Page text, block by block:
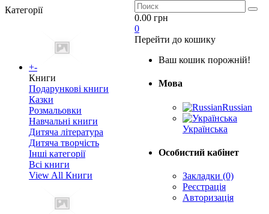
Категорії
+-
Книги
Подарункові книги
Казки
Розмальовки
Навчальні книги
Дитяча література
Дитяча творчість
Інші категорії
Всі книги
View All Книги
0.00 грн
0
Перейти до кошику
Ваш кошик порожній!
Мова
Russian
Українська
Особистий кабінет
Закладки (0)
Реєстрація
Авторизація